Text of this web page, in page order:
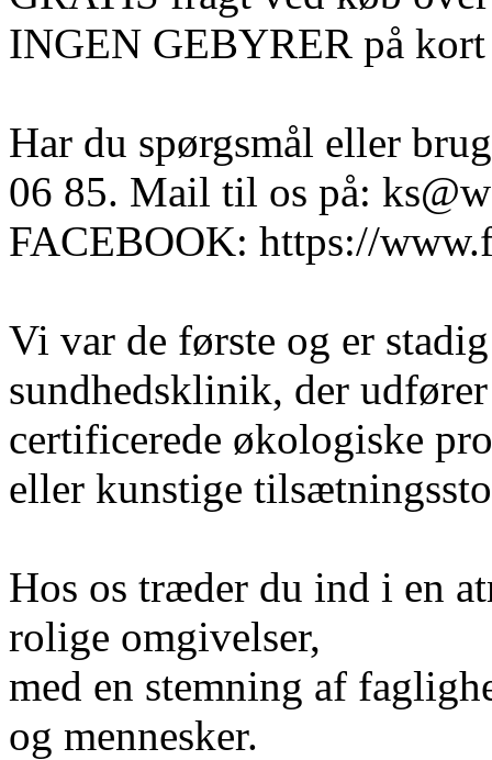
INGEN GEBYRER på
Har du spørgsmål eller
06 85. Mail til os på:
FACEBOOK: https://
Vi var de første og er
sundhedsklinik, der
certificerede økologiske
eller kunstige
Hos os træder du ind i en
rolige omgivelser,
med en stemning af
og mennesker.